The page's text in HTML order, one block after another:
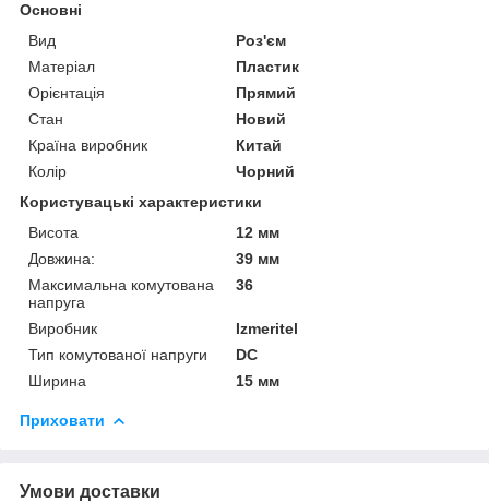
Основні
Вид
Роз'єм
Матеріал
Пластик
Орієнтація
Прямий
Стан
Новий
Країна виробник
Китай
Колір
Чорний
Користувацькі характеристики
Висота
12 мм
Довжина:
39 мм
Максимальна комутована
напруга
36
Виробник
Izmeritel
Тип комутованої напруги
DC
Ширина
15 мм
Приховати
Умови доставки